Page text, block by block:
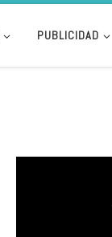
PUBLICIDAD